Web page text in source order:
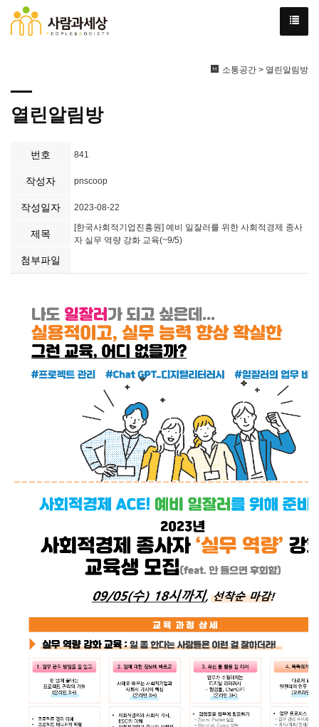
소통공간 > 열린알림방
열린알림방
번호 841
작성자 pnscoop
작성일자 2023-08-22
제목
[한국사회적기업진흥원] 예비 일잘러를 위한 사회적경제 종사
자 실무 역량 강화 교육(~9/5)
첨부파일